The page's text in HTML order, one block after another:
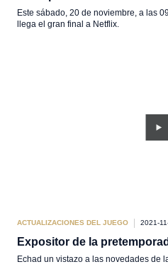
Este sábado, 20 de noviembre, a las
llega el gran final a Netflix.
ACTUALIZACIONES DEL JUEGO 2021-
Expositor de la
Echad un vistazo a las novedades de